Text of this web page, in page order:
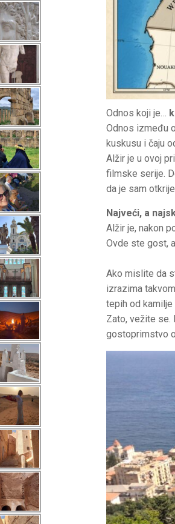
​Odnos koji je…
​Odnos između
kuskusu i čaju
​Alžir je u ovoj
filmske serije.
da je sam
Najveći, a
Alžir je, nakon
Ovde ste gost,
Ako mislite da
izrazima
tepih od kamilje
​Zato, vežite se.
gostoprimstvo